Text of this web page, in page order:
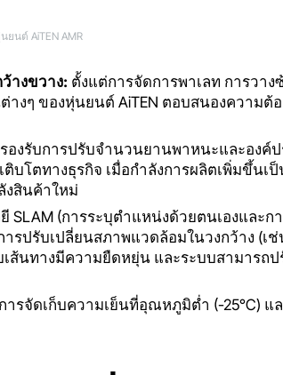
ยนต์ AiTEN AMR
างขวาง: ตั้งแต่การจัดการพาเลท การวาง
งๆ ของหุ่นยนต์ AiTEN ตอบสนองความต้
รองรับการปรับจำนวนยานพาหนะและองค์
โตทางธุรกิจ เมื่อกำลังการผลิตเพิ่มขึ้นเ
งสินค้าใหม่
SLAM (การระบุตำแหน่งด้วยตนเองและ
ปรับเปลี่ยนสภาพแวดล้อมในวงกว้าง (เ
เส้นทางมีความยืดหยุ่น และระบบสามารถ
ารจัดเก็บความเย็นที่อุณหภูมิต่ำ (-25°C) แ